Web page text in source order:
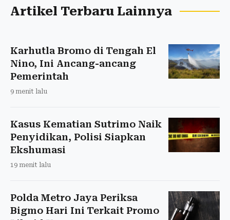
Artikel Terbaru Lainnya
Karhutla Bromo di Tengah El
Nino, Ini Ancang-ancang
Pemerintah
9 menit lalu
Kasus Kematian Sutrimo Naik
Penyidikan, Polisi Siapkan
Ekshumasi
19 menit lalu
Polda Metro Jaya Periksa
Bigmo Hari Ini Terkait Promo